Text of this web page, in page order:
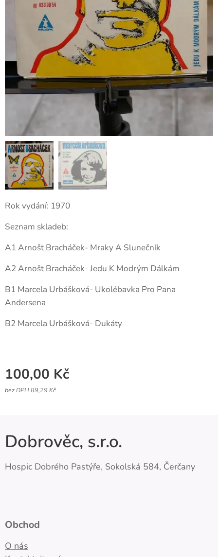
Rok vydání: 1970
Seznam skladeb:
A1 Arnošt Bracháček- Mraky A Slunečník
A2 Arnošt Bracháček- Jedu K Modrým Dálkám
B1 Marcela Urbášková- Ukolébavka Pro Pana
Andersena
B2 Marcela Urbášková- Dukáty
100,00 Kč
bez DPH 89,29 Kč
Dobrověc, s.r.o.
Hospic Dobrého Pastýře, Sokolská 584, Čerčany
Obchod
O nás